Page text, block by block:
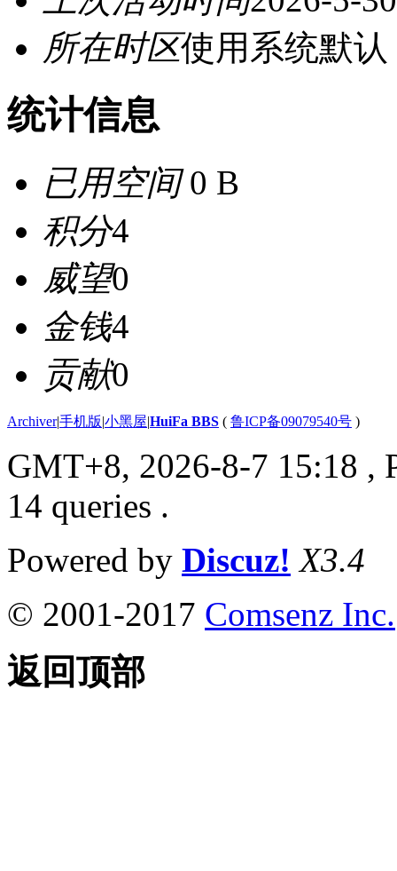
所在时区使用系统默认
统计信息
已用空间0 B
积分4
威望0
金钱4
贡献0
Archiver|手机版|小黑屋|HuiFa BBS ( 鲁ICP备09079540号 )
GMT+8, 2026-8-7 15:18 ,
14 queries .
Powered by Discuz! X3.4
© 2001-2017 Comsenz Inc.
返回顶部